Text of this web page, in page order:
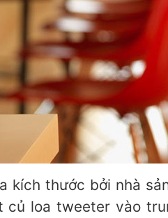
kích thước bởi nhà
loa tweeter vào